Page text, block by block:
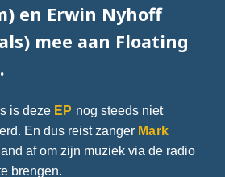
en Erwin Nyhoff
mee aan Floating
is deze EP nog steeds niet
En dus reist zanger Mark
af om zijn muziek via de radio
brengen.